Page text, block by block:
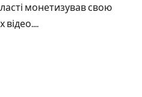
монетизував свою